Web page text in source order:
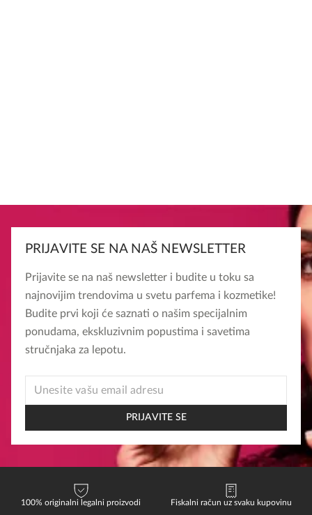
PRIJAVITE SE NA NAŠ NEWSLETTER
Prijavite se na naš newsletter i budite u toku sa
najnovijim trendovima u svetu parfema i kozmetike!
Budite prvi koji će saznati o našim specijalnim
ponudama, ekskluzivnim popustima i savetima
stručnjaka za lepotu.
EMAIL
PRIJAVITE SE
100% originalni legalni proizvodi Fiskalni račun uz svaku kupovinu